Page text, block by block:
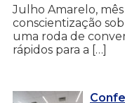
Julho Amarelo,
conscientização
uma roda de
rápidos para a […]